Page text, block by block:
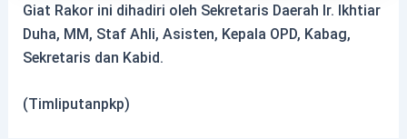
Giat Rakor ini dihadiri oleh Sekretaris Daerah Ir. Ikhtiar
Duha, MM, Staf Ahli, Asisten, Kepala OPD, Kabag,
Sekretaris dan Kabid.
(Timliputanpkp)